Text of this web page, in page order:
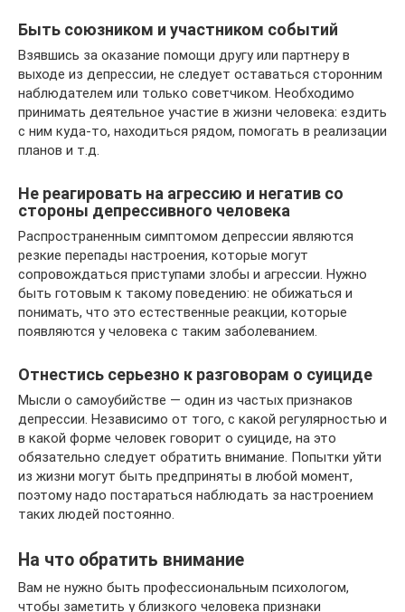
Быть союзником и участником событий
Взявшись за оказание помощи другу или партнеру в
выходе из депрессии, не следует оставаться сторонним
наблюдателем или только советчиком. Необходимо
принимать деятельное участие в жизни человека: ездить
с ним куда-то, находиться рядом, помогать в реализации
планов и т.д.
Не реагировать на агрессию и негатив со
стороны депрессивного человека
Распространенным симптомом депрессии являются
резкие перепады настроения, которые могут
сопровождаться приступами злобы и агрессии. Нужно
быть готовым к такому поведению: не обижаться и
понимать, что это естественные реакции, которые
появляются у человека с таким заболеванием.
Отнестись серьезно к разговорам о суициде
Мысли о самоубийстве — один из частых признаков
депрессии. Независимо от того, с какой регулярностью и
в какой форме человек говорит о суициде, на это
обязательно следует обратить внимание. Попытки уйти
из жизни могут быть предприняты в любой момент,
поэтому надо постараться наблюдать за настроением
таких людей постоянно.
На что обратить внимание
Вам не нужно быть профессиональным психологом,
чтобы заметить у близкого человека признаки